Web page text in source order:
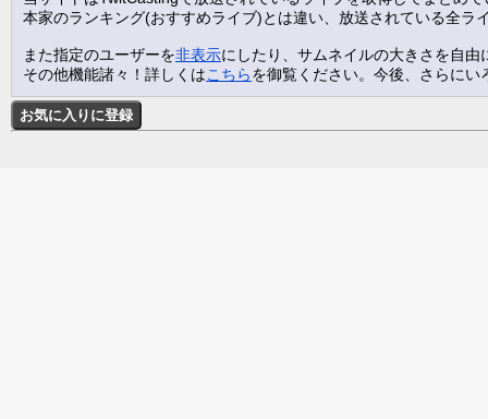
本家のランキング(おすすめライブ)とは違い、放送されている全ラ
また指定のユーザーを非表示にしたり、サムネイルの大きさを自
その他機能諸々！詳しくはこちらを御覧ください。今後、さらに